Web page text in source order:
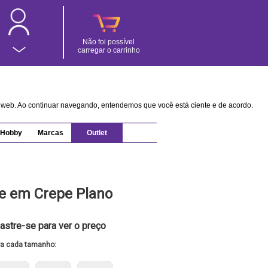
Não foi possível
carregar o carrinho
Ao continuar navegando, entendemos que você está ciente e de acordo.
Hobby Marcas Outlet
em Crepe Plano
se para ver o preço
cada tamanho: